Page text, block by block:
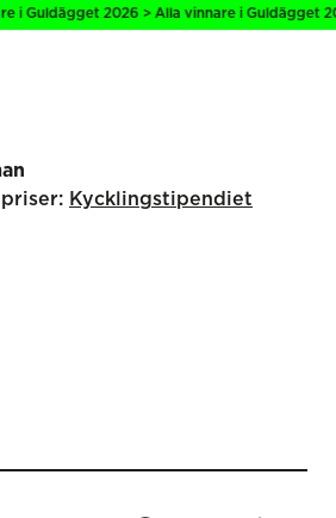
i Guldägget 2026 > Alla vinnare i
Kyckling­stipendiet